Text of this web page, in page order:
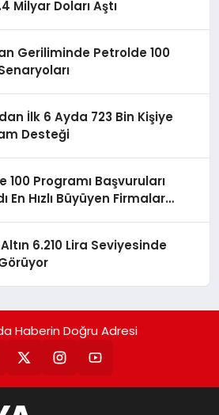
Milyar Doları Aştı
Geriliminde Petrolde 100
İlk 6 Ayda 723 Bin Kişiye
Desteği
100 Programı Başvuruları
En Hızlı Büyüyen Firmalar
6.210 Lira Seviyesinde
Haberin Doğru Adresi